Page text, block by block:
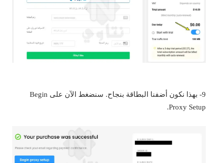
9- بهذا نكون أضفنا البطاقة بنجاح. سنضغط الآن على Begin
Proxy Setup.